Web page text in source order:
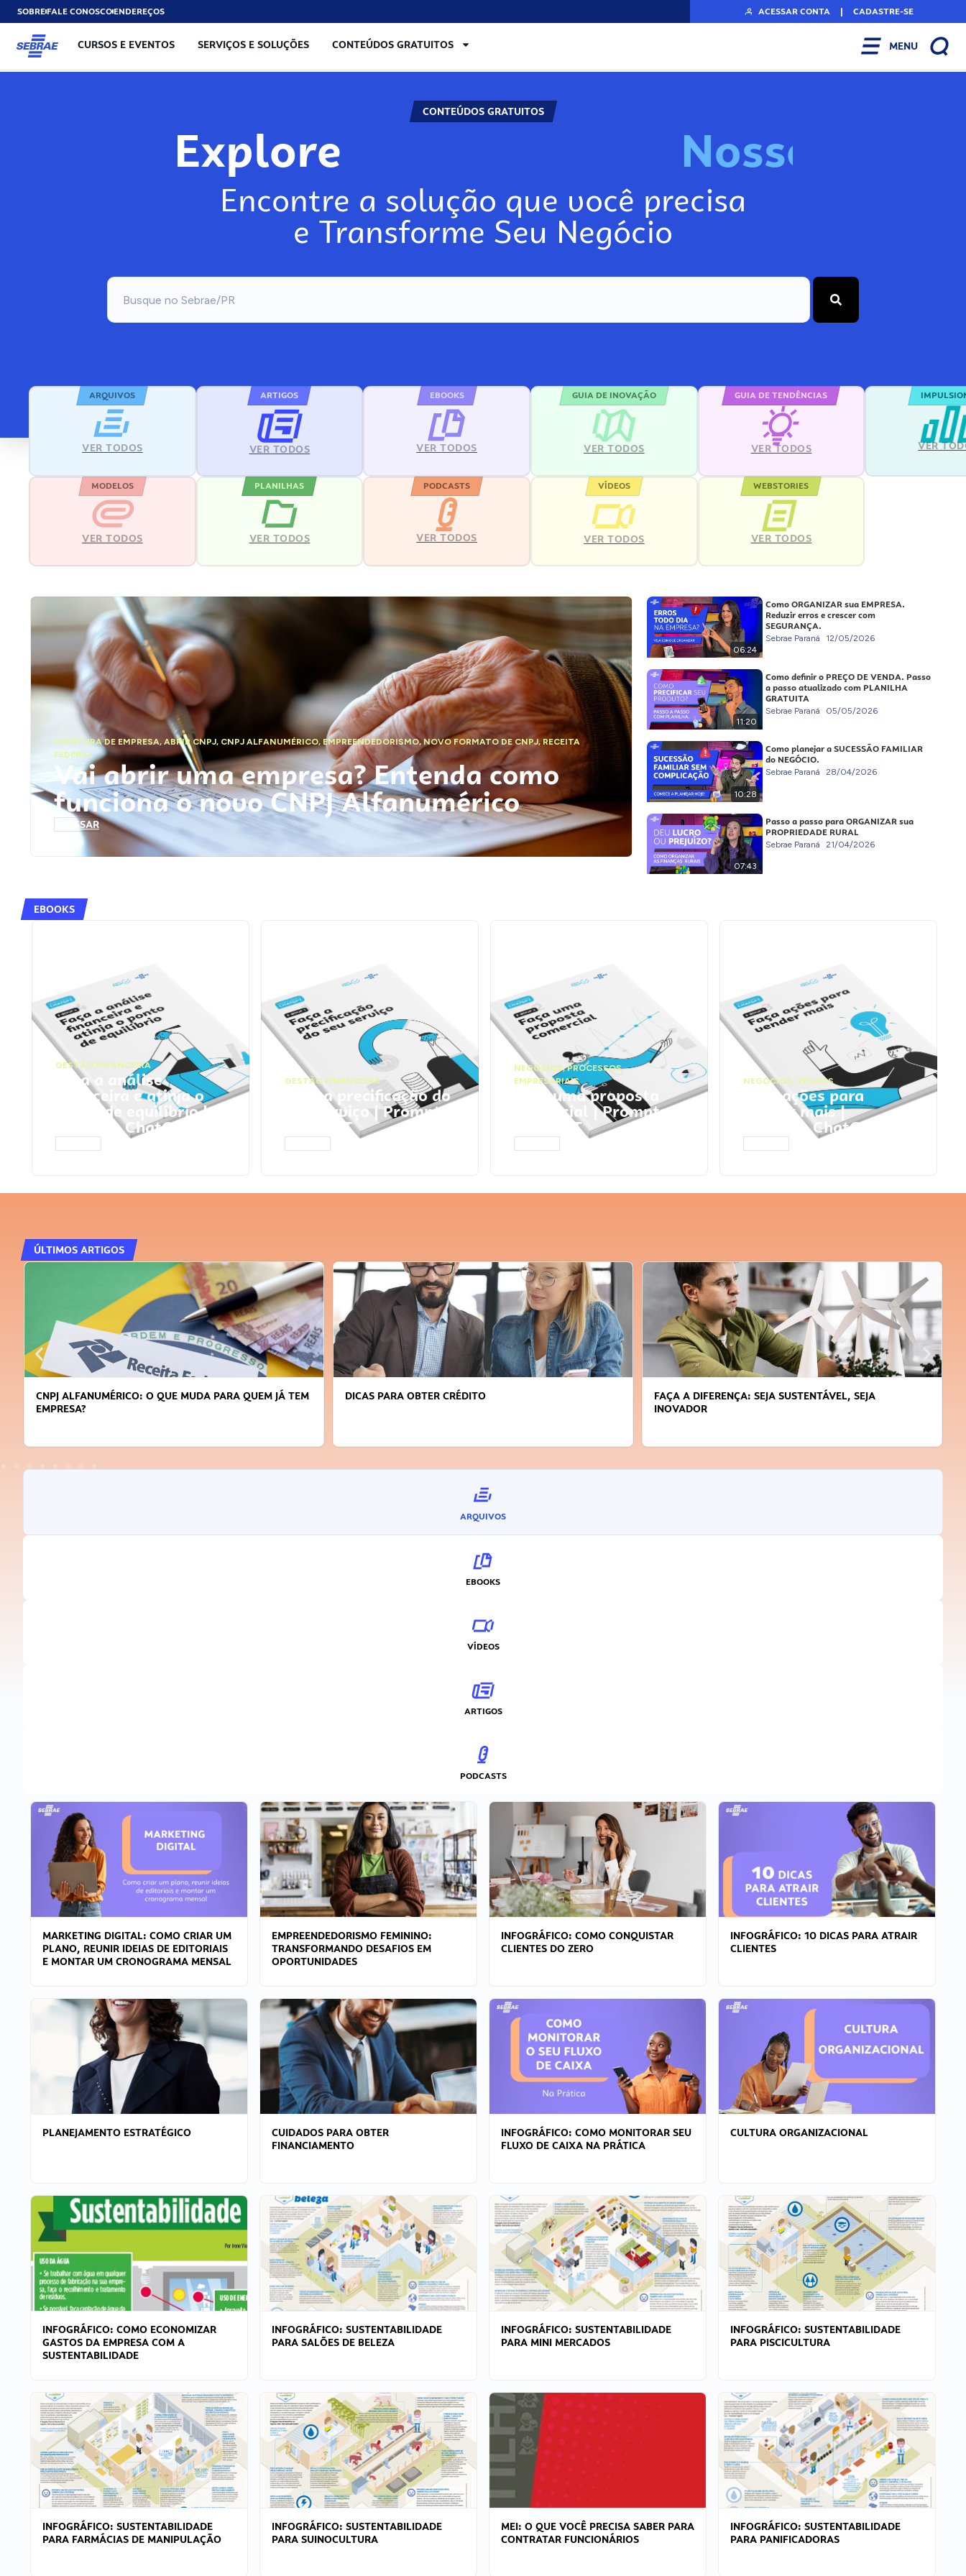
SOBREFALE CONOSCOENDEREÇOS ACESSAR CONTA | CADASTRE-SE
CURSOS E EVENTOS SERVIÇOS E SOLUÇÕES CONTEÚDOS GRATUITOS MENU
CONTEÚDOS GRATUITOS
Explore Nosso
Encontre a solução que você precisa
e Transforme Seu Negócio
ARQUIVOS
VER TODOS
ARTIGOS
VER TODOS
EBOOKS
VER TODOS
GUIA DE INOVAÇÃO
VER TODOS
GUIA DE TENDÊNCIAS
VER TODOS VER
MODELOS
VER TODOS
PLANILHAS
VER TODOS
PODCASTS
VER TODOS
VÍDEOS
VER TODOS
WEBSTORIES
VER TODOS
ABERTURA DE EMPRESA,ABRIR CNPJ, CNPJ ALFANUMÉRICO, EMPREENDEDORISMO,NOVO FORMATO DE CNPJ,RECEITA
FEDERAL
Vai abrir uma empresa? Entenda como
funciona o novo CNPJ Alfanumérico
ACESSAR
06:24
Como ORGANIZAR sua EMPRESA.
Reduzir erros e crescer com
SEGURANÇA.
Sebrae Paraná 12/05/2026
11:20
Como definir o PREÇO DE VENDA. Passo
a passo atualizado com PLANILHA
GRATUITA
Sebrae Paraná 05/05/2026
10:28
Como planejar a SUCESSÃO FAMILIAR
do NEGÓCIO.
Sebrae Paraná 28/04/2026
07:43
Passo a passo para ORGANIZAR sua
PROPRIEDADE RURAL
Sebrae Paraná 21/04/2026
EBOOKS
GESTÃO FINANCEIRA
Faça a análise
financeira e atinja o
ponto de equilíbrio |
Prompts ChatGPT
GESTÃO FINANCEIRA
Faça a precificação do
seu serviço | Prompts
ChatGPT
NEGÓCIOS,PROCESSOS
EMPRESARIAIS
Faça uma proposta
comercial | Prompts
ChatGPT
NEGÓCIOS, VENDAS
Faça ações para
vender mais |
Prompts ChatGPT
ÚLTIMOS ARTIGOS
CNPJ ALFANUMÉRICO: O QUE MUDA PARA QUEM JÁ TEM
EMPRESA?
DICAS PARA OBTER CRÉDITO
FAÇA A DIFERENÇA: SEJA SUSTENTÁVEL, SEJA
INOVADOR
ARQUIVOS
EBOOKS
VÍDEOS
ARTIGOS
PODCASTS
MARKETING DIGITAL: COMO CRIAR UM
PLANO, REUNIR IDEIAS DE EDITORIAIS
E MONTAR UM CRONOGRAMA MENSAL
EMPREENDEDORISMO FEMININO:
TRANSFORMANDO DESAFIOS EM
OPORTUNIDADES
INFOGRÁFICO: COMO CONQUISTAR
CLIENTES DO ZERO
INFOGRÁFICO: 10 DICAS PARA ATRAIR
CLIENTES
PLANEJAMENTO ESTRATÉGICO
CUIDADOS PARA OBTER
FINANCIAMENTO
INFOGRÁFICO: COMO MONITORAR SEU
FLUXO DE CAIXA NA PRÁTICA
CULTURA ORGANIZACIONAL
INFOGRÁFICO: COMO ECONOMIZAR
GASTOS DA EMPRESA COM A
SUSTENTABILIDADE
INFOGRÁFICO: SUSTENTABILIDADE
PARA SALÕES DE BELEZA
INFOGRÁFICO: SUSTENTABILIDADE
PARA MINI MERCADOS
INFOGRÁFICO: SUSTENTABILIDADE
PARA PISCICULTURA
INFOGRÁFICO: SUSTENTABILIDADE
PARA FARMÁCIAS DE MANIPULAÇÃO
INFOGRÁFICO: SUSTENTABILIDADE
PARA SUINOCULTURA
MEI: O QUE VOCÊ PRECISA SABER PARA
CONTRATAR FUNCIONÁRIOS
INFOGRÁFICO: SUSTENTABILIDADE
PARA PANIFICADORAS